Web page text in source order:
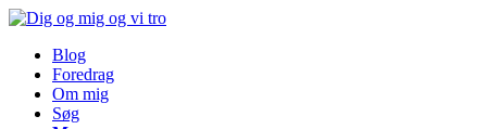
Blog
Foredrag
Om mig
Søg